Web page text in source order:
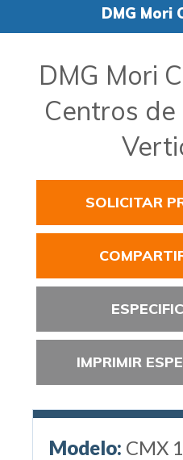
DMG Mori
DMG Mori
Centros
SOLICITAR
IMPRIMIR
Modelo: CMX